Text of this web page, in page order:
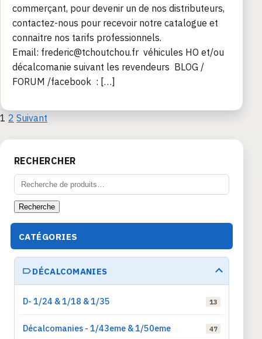
commerçant, pour devenir un de nos distributeurs,
contactez-nous pour recevoir notre catalogue et
connaitre nos tarifs professionnels.
Email: frederic@tchoutchou.fr véhicules HO et/ou
décalcomanie suivant les revendeurs BLOG /
FORUM /facebook : […]
Pagination
des
publications
1 2 Suivant
RECHERCHER
Recherche
pour :
Recherche
CATÉGORIES
DÉCALCOMANIES
D- 1/24 & 1/18 & 1/35 13
Décalcomanies - 1/43eme & 1/50eme 47